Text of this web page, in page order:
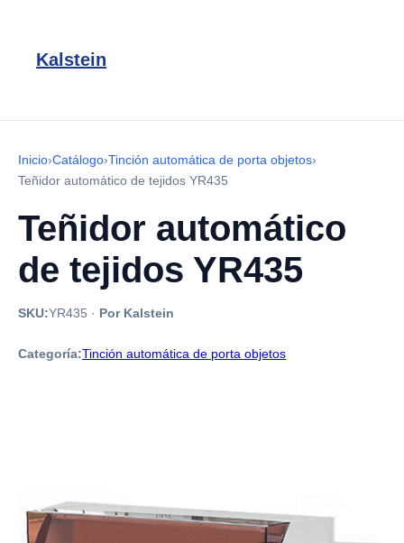
Kalstein
Inicio›Catálogo›Tinción automática de porta objetos›
Teñidor automático de tejidos YR435
Teñidor automático
de tejidos YR435
SKU:YR435 · Por Kalstein
Categoría:Tinción automática de porta objetos